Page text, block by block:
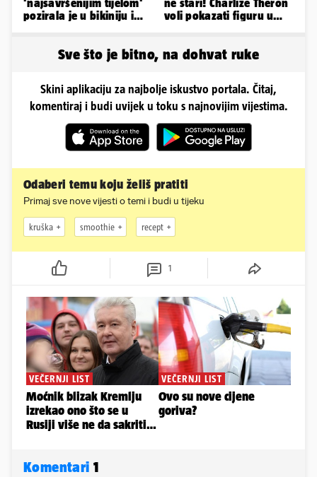
'najsavršenijim tijelom'
pozirala je u bikiniju i
ne stari! Charlize Theron
voli pokazati figuru u
Sve što je bitno, na dohvat ruke
Skini aplikaciju za najbolje iskustvo portala. Čitaj,
komentiraj i budi uvijek u toku s najnovijim vijestima.
Odaberi temu koju želiš pratiti
Primaj sve nove vijesti o temi i budi u tijeku
kruška smoothie recept
1
Komentari 1